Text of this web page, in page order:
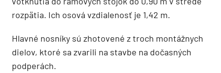
rozpätia. Ich osová vzdialenosť je 1,42 m.
Hlavné nosníky sú zhotovené z troch montážnych
dielov, ktoré sa zvarili na stavbe na dočasných
podperách.